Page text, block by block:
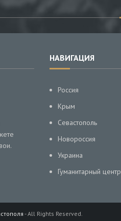
НАВИГАЦИЯ
Россия
Крым
Севастополь
Новороссия
Украина
Гуманитарный центр
- All Rights Reserved.